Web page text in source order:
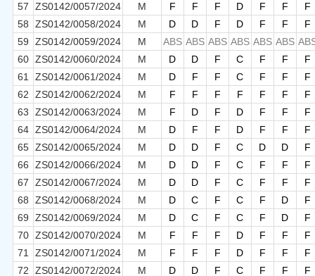
57
ZS0142/0057/2024 M F F F D F F
F
58
ZS0142/0058/2024 M D D F D F F
F
59
ZS0142/0059/2024 M ABS ABS ABS ABS ABS ABS
60 ZS0142/0060/2024 M D D F C F F
F
61
ZS0142/0061/2024 M D F F C F F
F
62
ZS0142/0062/2024 M F F F F F F
F
63
ZS0142/0063/2024 M F D F D F F
F
64 ZS0142/0064/2024 M D F F D F F
F
65 ZS0142/0065/2024 M D D F C D D
F
66
ZS0142/0066/2024 M D D F C F F
F
67
ZS0142/0067/2024 M D D F C F F
F
68
ZS0142/0068/2024 M D C F C F D
F
69
ZS0142/0069/2024 M D C F C F D
F
70 ZS0142/0070/2024 M F F F D F F
F
71
ZS0142/0071/2024 M F F F D F F
F
72
ZS0142/0072/2024 M D D F C F F F